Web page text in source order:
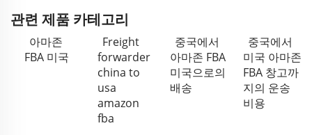
관련 제품 카테고리
아마존
FBA 미국
Freight
forwarder
china to
usa
amazon
fba
중국에서
아마존 FBA
미국으로의
배송
중국에서
미국 아마존
FBA 창고까
지의 운송
비용